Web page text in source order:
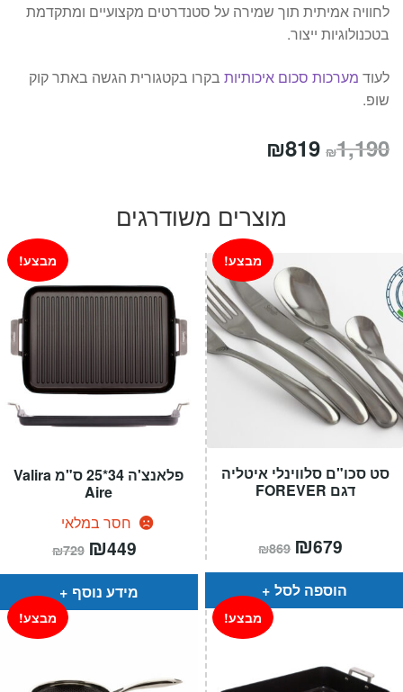
לחוויה אמיתית תוך שמירה על סטנדרטים מקצועיים ומתקדמת
בטכנולוגיות ייצור.
לעוד מערכות סכום איכותיות בקרו בקטגורית הגשה באתר קוק
שופ.
₪1,190 המחיר
היה:
₪1,190.
₪819
הוא:
₪819.
מוצרים משודרגים
פלאנצ'ה 34*25 ס"מ Valira
Aire
חסר במלאי
מבצע!
₪729 המחיר
המקורי
היה:
₪729.
₪449
הוא:
מידע נוסף
סט סכו"ם סלווינלי איטליה
דגם FOREVER
מבצע!
₪869 המחיר
המקורי
היה:
₪869.
₪679
הוא:
הוספה לסל
מבצע! מבצע!